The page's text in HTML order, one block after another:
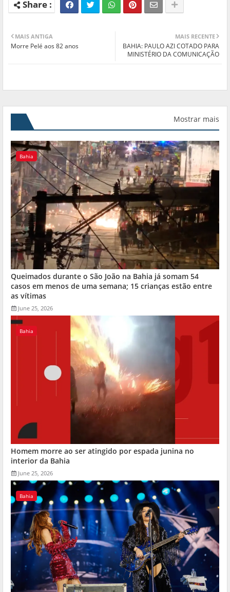
MAIS RECENTE
BAHIA: PAULO AZI COTADO PARA
MINISTÉRIO DA COMUNICAÇÃO
MAIS ANTIGA
Morre Pelé aos 82 anos
Mostrar mais
Bahia
Queimados durante o São João na Bahia já somam 54
casos em menos de uma semana; 15 crianças estão entre
as vítimas
June 25, 2026
Bahia
Homem morre ao ser atingido por espada junina no
interior da Bahia
June 25, 2026
Bahia